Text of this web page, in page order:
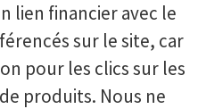
lien financier avec le
sur le site, car
pour les clics sur les
produits. Nous ne